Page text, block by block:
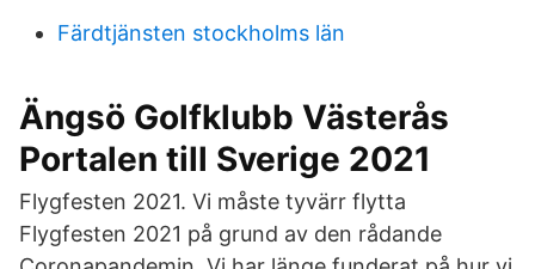
Färdtjänsten stockholms län
Ängsö Golfklubb Västerås
Portalen till Sverige 2021
Flygfesten 2021. Vi måste tyvärr flytta
Flygfesten 2021 på grund av den rådande